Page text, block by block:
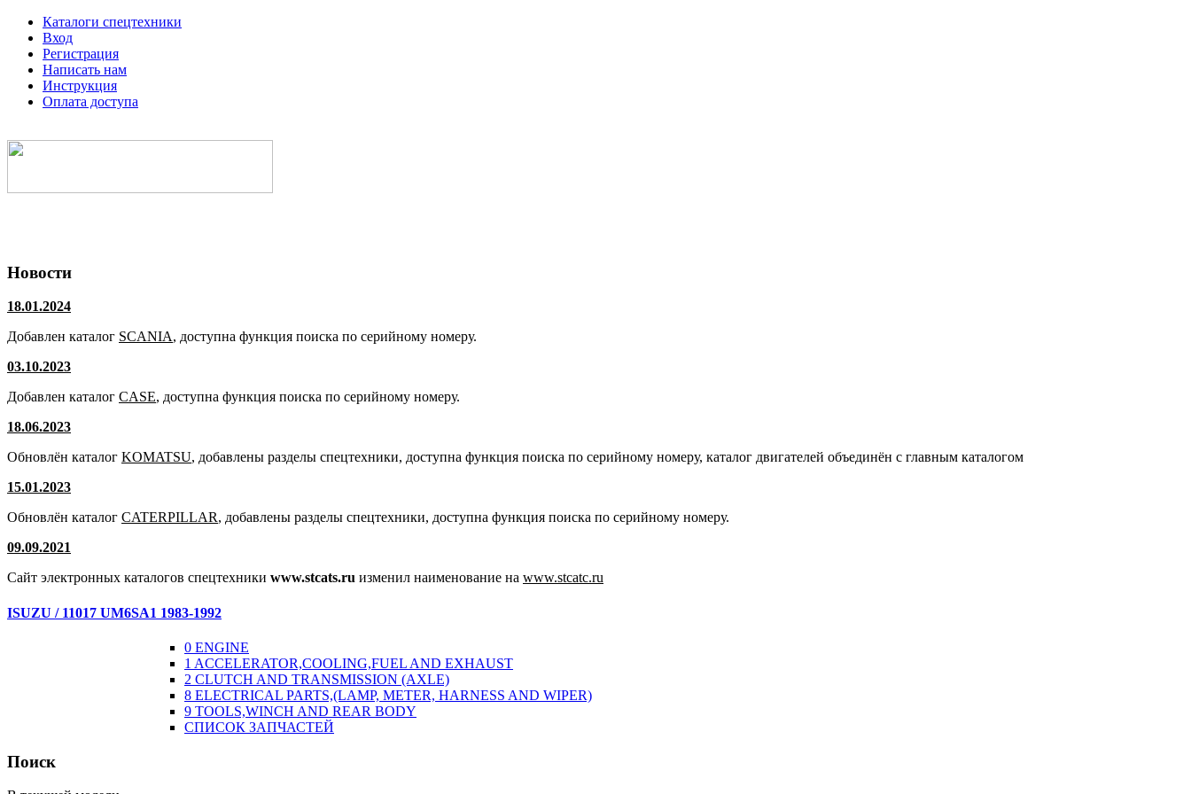
Каталоги спецтехники
Вход
Регистрация
Написать нам
Инструкция
Оплата доступа
Новости
18.01.2024
Добавлен каталог SCANIA, доступна функция поиска по серийному номеру.
03.10.2023
Добавлен каталог CASE, доступна функция поиска по серийному номеру.
18.06.2023
Обновлён каталог KOMATSU, добавлены разделы спецтехники, доступна функция поиска по серийному номеру, каталог двигателей объединён с главным каталогом
15.01.2023
Обновлён каталог CATERPILLAR, добавлены разделы спецтехники, доступна функция поиска по серийному номеру.
09.09.2021
Сайт электронных каталогов спецтехники www.stcats.ru изменил наименование на www.stcatc.ru
ISUZU / 11017 UM6SA1 1983-1992
0 ENGINE
1 ACCELERATOR,COOLING,FUEL AND EXHAUST
2 CLUTCH AND TRANSMISSION (AXLE)
8 ELECTRICAL PARTS,(LAMP, METER, HARNESS AND WIPER)
9 TOOLS,WINCH AND REAR BODY
СПИСОК ЗАПЧАСТЕЙ
Поиск